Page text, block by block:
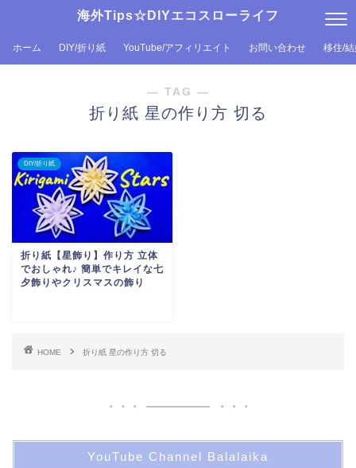
海外Tips☆DIYエコスローライフ
ホーム DIY/折り紙 YouTube/アフィリエイト お問い合わせ 移住/
― TAG ―
折り紙 星の作り方 切る
DIY/折り紙
折り紙【星飾り】作り方 立体
でおしゃれ♪ 簡単でキレイな七
夕飾りやクリスマスの飾り
HOME 折り紙 星の作り方 切る
YouTube Channel Balalaika